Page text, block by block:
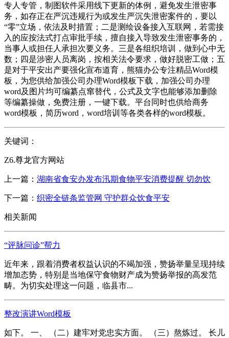
专人专管，制图软件采用线下更新的体例，避免发生泄密事
务，如存正在严沉违规行为或发生严沉失泄密案件的，要以
“零”立场，依法及时措置；二是测绘设备接入互联网，若需接
入的应按法式打点审批手续，擅自接入导致发生泄密事务的，
当事人或担任人承担次要义务。三是各组织培训，做到心中无
数；四是涉密人员离岗，按相关法令要求，做好脱密工做；五
是对于平安出产要强化宣布道育，熊猫办公专注精品Word模
板，为您供给加强公司办理Word模板下载，加强公司办理
word及图片均可编纂点窜替代，公式及文字也能够添加删除
等编纂操做，免费注册，一键下载。平台同时也供给商务
word模板，简历word，word培训等各类各样的word模板。
关键词：
Z6.尊龙官方网站
上一篇： 湖南省食安办发布汛期食物平安消费提醒 切勿饮
下一篇： 织密全链条监管网 守护群众饮食平安
相关新闻
“评脉问诊”帮力
近年来，跟着消费者权益认识的不竭加强，赞扬举量呈现持续
增加态势，特别是当地保守食物财产成为赞扬举报的高发范
畴。为切实处理这一问题，临县市...
整改演讲Word模板
如下。 一、 （二）建牢对党忠实方面。 （三）熬炼过。 长儿